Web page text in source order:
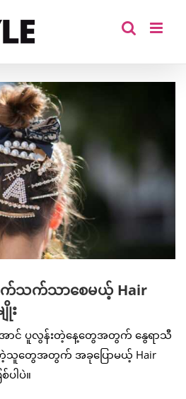
က်သက်သာစေမယ့် Hair
း
ောင် ပူလွန်းတဲ့နေ့တွေအတွက် နွေရာသီ
သူတွေအတွက် အခုပြောမယ့် Hair
ပါပဲ။